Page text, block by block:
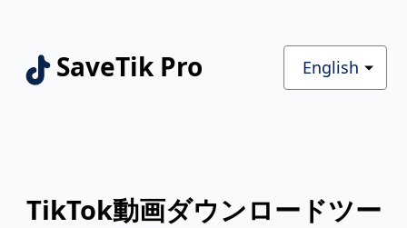
SaveTik Pro English
TikTok動画ダウンロードツー